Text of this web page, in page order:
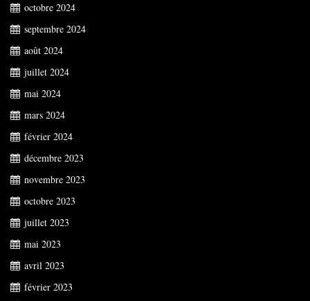
octobre 2024
septembre 2024
août 2024
juillet 2024
mai 2024
mars 2024
février 2024
décembre 2023
novembre 2023
octobre 2023
juillet 2023
mai 2023
avril 2023
février 2023